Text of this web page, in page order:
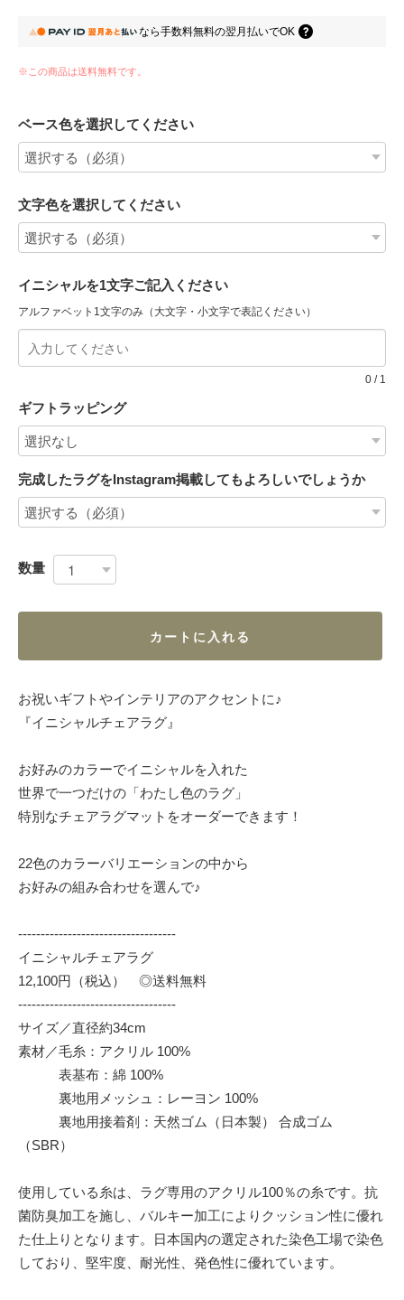
なら手数料無料の翌月払いでOK
※この商品は送料無料です。
ベース色を選択してください
文字色を選択してください
イニシャルを1文字ご記入ください
アルファベット1文字のみ（大文字・小文字で表記ください）
0 / 1
ギフトラッピング
完成したラグをInstagram掲載してもよろしいでしょうか
数量
カートに入れる
お祝いギフトやインテリアのアクセントに♪
『イニシャルチェアラグ』
お好みのカラーでイニシャルを入れた
世界で一つだけの「わたし色のラグ」
特別なチェアラグマットをオーダーできます！
22色のカラーバリエーションの中から
お好みの組み合わせを選んで♪
-----------------------------------
イニシャルチェアラグ
12,100円（税込） ◎送料無料
-----------------------------------
サイズ／直径約34cm
素材／毛糸：アクリル 100%
表基布：綿 100%
裏地用メッシュ：レーヨン 100%
裏地用接着剤：天然ゴム（日本製） 合成ゴム
（SBR）
使用している糸は、ラグ専用のアクリル100％の糸です。抗
菌防臭加工を施し、バルキー加工によりクッション性に優れ
た仕上りとなります。日本国内の選定された染色工場で染色
しており、堅牢度、耐光性、発色性に優れています。